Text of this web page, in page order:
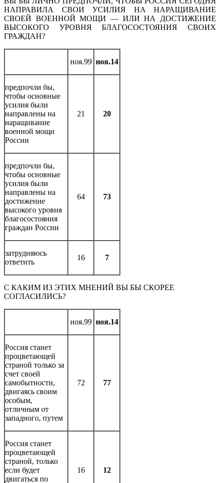
НАПРАВИЛА СВОИ УСИЛИЯ НА НАРАЩИВАНИЕ
СВОЕЙ ВОЕННОЙ МОЩИ — ИЛИ НА ДОСТИЖЕНИЕ
ВЫСОКОГО УРОВНЯ БЛАГОСОСТОЯНИЯ СВОИХ
ГРАЖДАН?
ноя.99 ноя.14
предпочли бы,
чтобы основные
усилия были
направлены на
наращивание
военной мощи
России
21 20
предпочли бы,
чтобы основные
усилия были
направлены на
достижение
высокого уровня
благосостояния
граждан России
64 73
затрудняюсь
ответить
16 7
С КАКИМ ИЗ ЭТИХ МНЕНИЙ ВЫ БЫ СКОРЕЕ
СОГЛАСИЛИСЬ?
ноя.99 ноя.14
Россия станет
процветающей
страной только за
счет своей
самобытности,
двигаясь своим
особым,
отличным от
западного, путем
72 77
Россия станет
процветающей
страной, только
если будет
двигаться по
16 12